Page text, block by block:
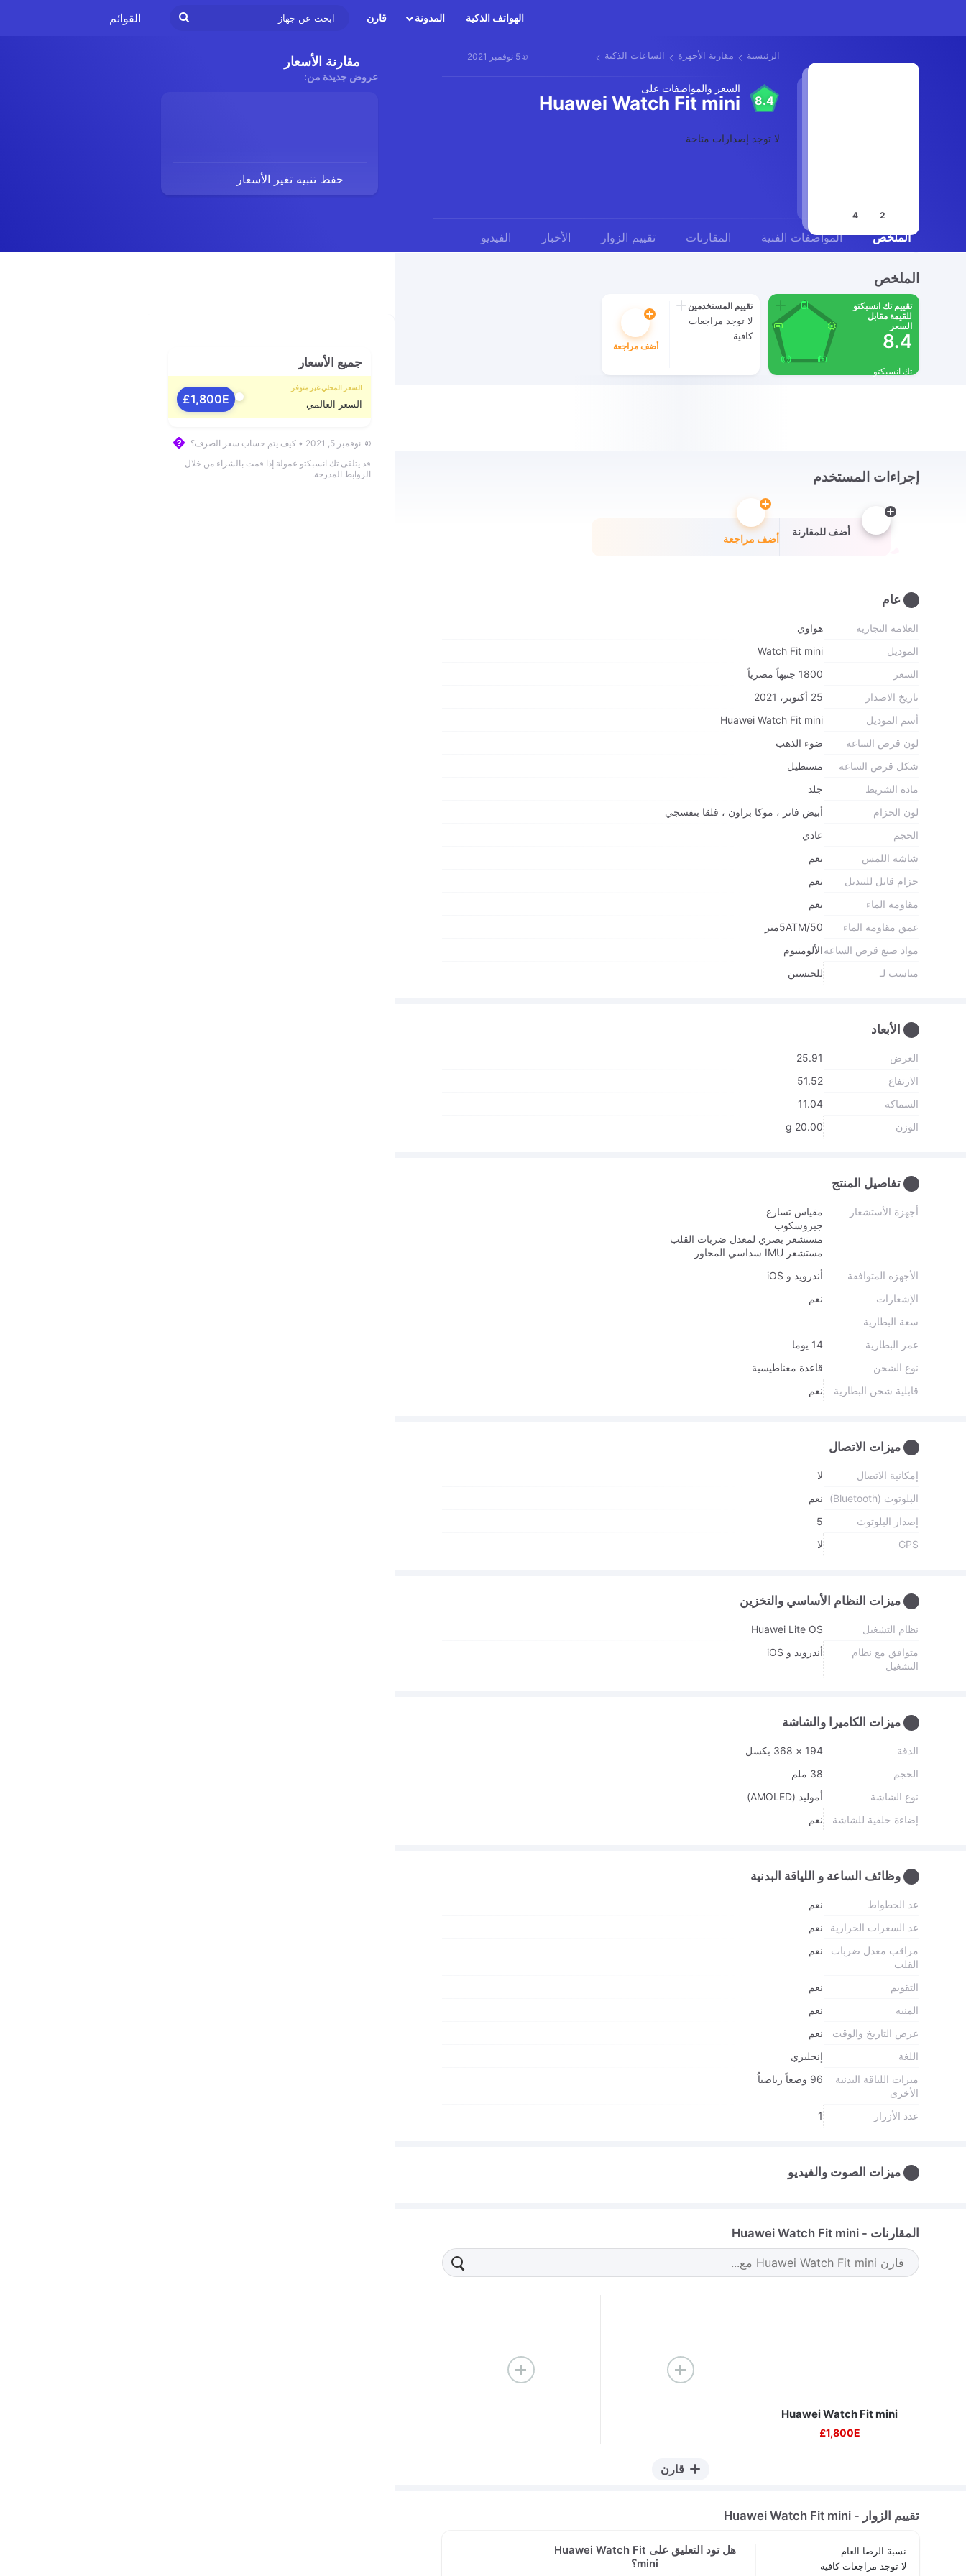
القوائم الهواتف الذكية المدونة قارن
ابحث
5 نوفمبر 2021 الرئيسية مقارنة الأجهزة الساعات الذكية
2
4
8.4
السعر والمواصفات على
Huawei Watch Fit mini
لا توجد إصدارات متاحة
مقارنة الأسعار
عروض جديدة من:
حفظ تنبيه تغير الأسعار
الملخص المواصفات الفنية المقارنات تقييم الزوار الأخبار الفيديو
جميع الأسعار
السعر المحلي غير متوفر
السعر العالمي 1,800E£
نوفمبر 5, 2021 • كيف يتم حساب سعر الصرف؟
قد يتلقى تك انسبكتو عمولة إذا قمت بالشراء من خلال
الروابط المدرجة.
الملخص
تقييم تك انسبكتو
للقيمة مقابل
السعر
8.4
تك انسبكتو
تقييم المستخدمين
لا توجد مراجعات
كافية
أضف مراجعة
إجراءات المستخدم
أضف للمقارنة
أضف مراجعة
عام
العلامة التجارية
هواوي
الموديل
Watch Fit mini
السعر
1800 جنيهاً مصرياً
تاريخ الاصدار
25 أكتوبر، 2021
أسم الموديل
Huawei Watch Fit mini
لون قرص الساعة
ضوء الذهب
شكل قرص الساعة
مستطيل
مادة الشريط
جلد
لون الحزام
أبيض فاتر ، موكا براون ، قلقا بنفسجي
الحجم
عادي
شاشة اللمس
نعم
حزام قابل للتبديل
نعم
مقاومة الماء
نعم
عمق مقاومة الماء
5ATM/50متر
مواد صنع قرص الساعةالألومنيوم
مناسب لـ
للجنسين
الأبعاد
العرض
25.91
الارتفاع
51.52
السماكة
11.04
الوزن
20.00 g
تفاصيل المنتج
أجهزة الأستشعار
مقياس تسارع
جيروسكوب
مستشعر بصري لمعدل ضربات القلب
مستشعر IMU سداسي المحاور
الأجهزه المتوافقة
أندرويد و iOS
الإشعارات
نعم
سعة البطارية
عمر البطارية
14 يوما
نوع الشحن
قاعدة مغناطيسية
قابلية شحن البطارية
نعم
ميزات الاتصال
إمكانية الاتصال
لا
البلوتوث (Bluetooth)
نعم
إصدار البلوتوث
5
GPS
لا
ميزات النظام الأساسي والتخزين
نظام التشغيل
Huawei Lite OS
متوافق مع نظام
التشغيل
أندرويد و iOS
ميزات الكاميرا والشاشة
الدقة
194 × 368 بكسل
الحجم
38 ملم
نوع الشاشة
أموليد (AMOLED)
إضاءة خلفية للشاشة
نعم
وظائف الساعة و اللياقة البدنية
عد الخطواط
نعم
عد السعرات الحرارية
نعم
مراقب معدل ضربات
القلب
نعم
التقويم
نعم
المنبه
نعم
عرض التاريخ والوقت
نعم
اللغة
إنجليزي
ميزات اللياقة البدنية
الأخرى
96 وضعاً رياضياُ
عدد الأزرار 1
ميزات الصوت والفيديو
المقارنات - Huawei Watch Fit mini
Huawei Watch Fit mini
1,800E£
قارن
تقييم الزوار - Huawei Watch Fit mini
نسبة الرضا العام
لا توجد مراجعات كافية
هل تود التعليق على Huawei Watch Fit
mini؟